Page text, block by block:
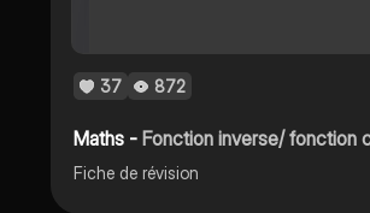
37 872
Maths -Fonction inverse/ fonction
Fiche de révision